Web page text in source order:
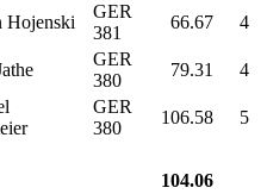
Hojenski
GER
381
66.67 4
GER
380
79.31
4
GER
380
106.58 5
104.06